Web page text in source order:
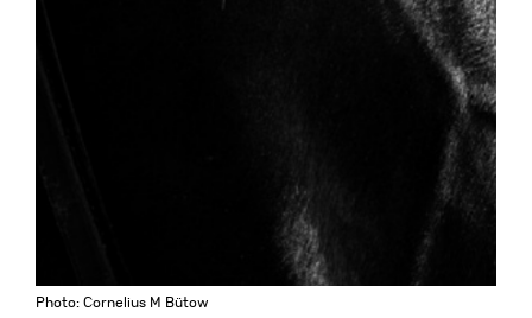
Photo: Cornelius M Bütow